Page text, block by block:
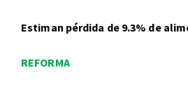
Estiman pérdida de 9.3% de
REFORMA